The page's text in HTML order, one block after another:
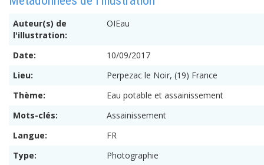
Auteur(s) de
l'illustration:
OIEau
Date:
10/09/2017
Lieu:
Perpezac le Noir, (19) France
Thème:
Eau potable et assainissement
Mots-clés:
Assainissement
Langue:
FR
Type:
Photographie